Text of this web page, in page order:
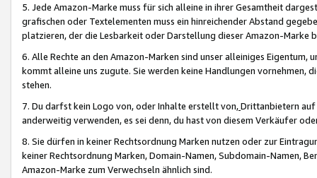
5. Jede Amazon-Marke muss für sich alleine in ihrer Gesamtheit
grafischen oder Textelementen muss ein hinreichender Abstand
platzieren, der die Lesbarkeit oder Darstellung dieser Amazon-Marke
6. Alle Rechte an den Amazon-Marken sind unser alleiniges
kommt alleine uns zugute. Sie werden keine Handlungen vornehmen,
stehen.
7. Du darfst kein Logo von, oder Inhalte erstellt von,Drittanbietern auf
anderweitig verwenden, es sei denn, du hast von diesem Verkäufer
8. Sie dürfen in keiner Rechtsordnung Marken nutzen oder zur
keiner Rechtsordnung Marken, Domain-Namen, Subdomain-Namen,
Amazon-Marke zum Verwechseln ähnlich sind.